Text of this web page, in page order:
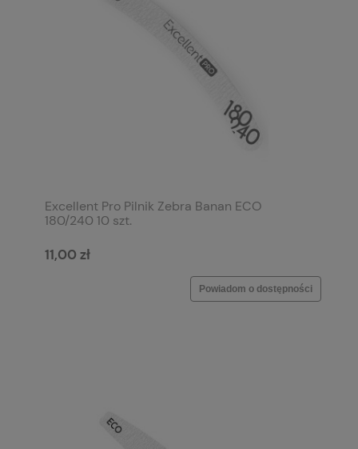
Excellent Pro Pilnik Zebra Banan ECO
180/240 10 szt.
11,00 zł
Powiadom o dostępności